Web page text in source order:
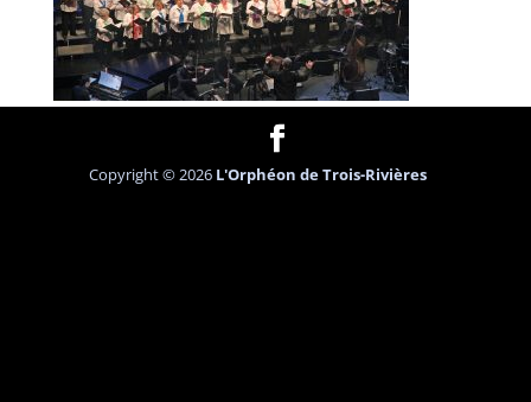
Copyright © 2026 L'Orphéon de Trois-Rivières